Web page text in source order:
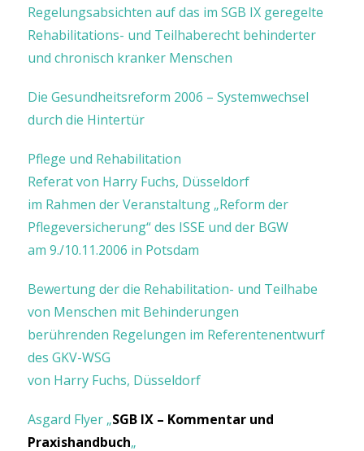
Regelungsabsichten auf das im SGB IX geregelte
Rehabilitations- und Teilhaberecht behinderter
und chronisch kranker Menschen
Die Gesundheitsreform 2006 – Systemwechsel
durch die Hintertür
Pflege und Rehabilitation
Referat von Harry Fuchs, Düsseldorf
im Rahmen der Veranstaltung „Reform der
Pflegeversicherung“ des ISSE und der BGW
am 9./10.11.2006 in Potsdam
Bewertung der die Rehabilitation- und Teilhabe
von Menschen mit Behinderungen
berührenden Regelungen im Referentenentwurf
des GKV-WSG
von Harry Fuchs, Düsseldorf
Asgard Flyer „SGB IX – Kommentar und
Praxishandbuch„